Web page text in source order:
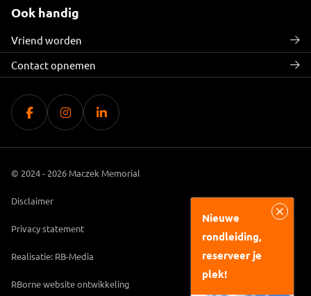
Ook handig
Vriend worden
Contact opnemen
© 2024 - 2026 Maczek Memorial
Disclaimer
Privacy statement
Realisatie: RB-Media
RBorne website ontwikkeling
Nieuwe
rondleiding,
reserveer je
plek!